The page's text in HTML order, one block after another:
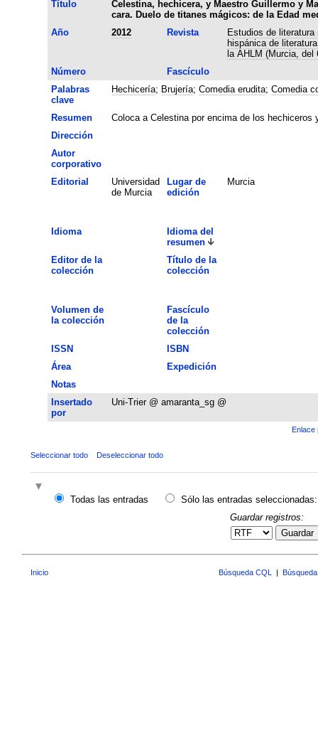
Título
Celestina, hechicera, y Maestro Guillermo y
cara. Duelo de titanes mágicos: de la Edad
Año
2012 Revista
Estudios de
hispánica de
la AHLM (Murcia,
Número
Fascículo
Palabras
clave
Hechicería; Brujería; Comedia erudita; Comedia
Resumen
Coloca a Celestina por encima de los
Dirección
Autor
corporativo
Editorial
Universidad
de Murcia
Lugar de
edición
Murcia
Idioma
Idioma del
resumen
Editor de la
colección
Título de la
colección
Volumen de
la colección
Fascículo
de la
colección
ISSN
ISBN
Área
Expedición
Notas
Insertado
por
Uni-Trier @ amaranta_sg @
Enlace
Seleccionar todo Deseleccionar todo
Todas las entradas
Sólo las entradas seleccionadas:
Guardar registros:
Guardar
Inicio Búsqueda CQL